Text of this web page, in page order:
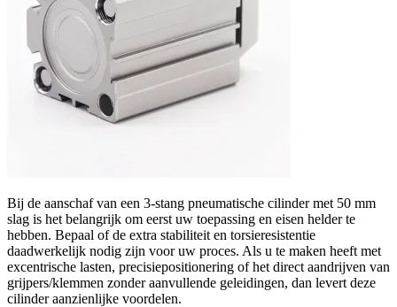
Bij de aanschaf van een 3‑stang pneumatische cilinder met 50 mm
slag is het belangrijk om eerst uw toepassing en eisen helder te
hebben. Bepaal of de extra stabiliteit en torsieresistentie
daadwerkelijk nodig zijn voor uw proces. Als u te maken heeft met
excentrische lasten, precisiepositionering of het direct aandrijven van
grijpers/klemmen zonder aanvullende geleidingen, dan levert deze
cilinder aanzienlijke voordelen.